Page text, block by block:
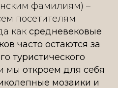
фамилиям) –
посетителям
как средневековые
часто остаются за
туристического
мы откроем для себя
мозаики и